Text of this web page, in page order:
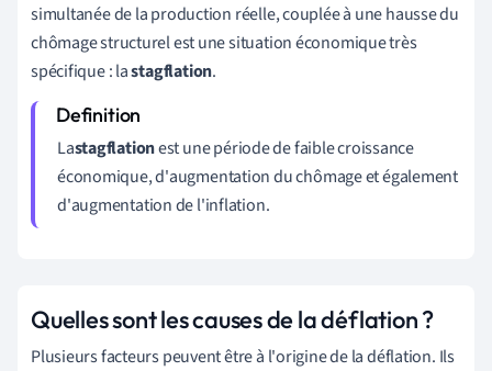
simultanée de la production réelle, couplée à une hausse du
chômage structurel est une situation économique très
spécifique : lastagflation.
Lastagflationest une période de faible croissance
économique, d'augmentation du chômage et également
d'augmentation de l'inflation.
Quelles sont les causes de la déflation ?
Plusieurs facteurs peuvent être à l'origine de la déflation. Ils